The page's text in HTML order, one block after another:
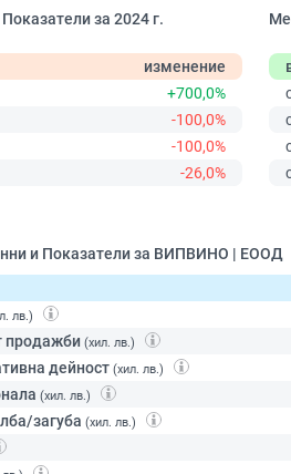
за 2024 г.
изменение
+700,0%
-100,0%
-100,0%
-26,0%
и Показатели за ВИПВИНО | ЕООД
лв.)
продажби (хил. лв.)
дейност (хил. лв.)
(хил. лв.)
загуба (хил. лв.)